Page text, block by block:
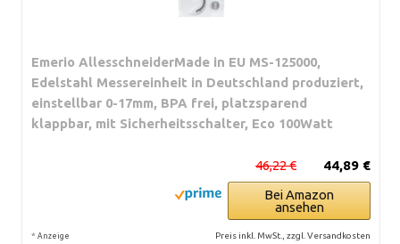
Emerio AllesschneiderMade in EU MS-125000,
Edelstahl Messereinheit in Deutschland produziert,
einstellbar 0-17mm, BPA frei, platzsparend
klappbar, mit Sicherheitsschalter, Eco 100Watt
44,89 €
46,22 €
Bei Amazon
ansehen
* Anzeige Preis inkl. MwSt., zzgl. Versandkosten